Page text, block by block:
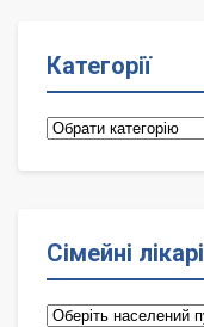
Категорії
Категорії
Сімейні лікарі
Сімейні